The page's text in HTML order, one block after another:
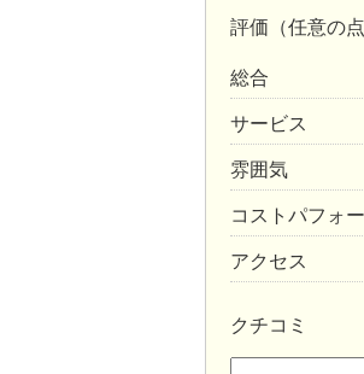
評価（任意の
総合
サービス
雰囲気
コストパフォ
アクセス
クチコミ